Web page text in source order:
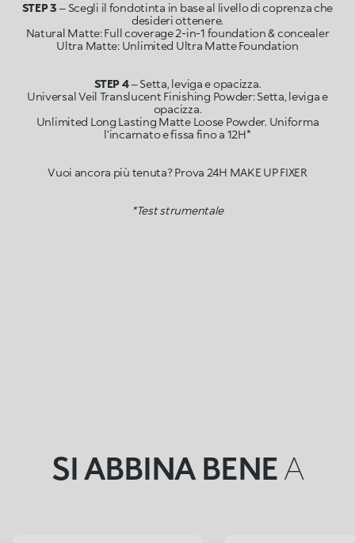
STEP 3– Scegli il fondotinta in base al livello di coprenza che
desideri ottenere.
Natural Matte: Full coverage 2-in-1 foundation & concealer
STEP 4– Setta, leviga e opacizza.
Universal Veil Translucent Finishing Powder: Setta, leviga e
opacizza.
Unlimited Long Lasting Matte Loose Powder. Uniforma
l’incarnato e fissa fino a 12H*
Vuoi ancora più tenuta? Prova 24H MAKE UP FIXER
*Test strumentale
SI ABBINA BENEA